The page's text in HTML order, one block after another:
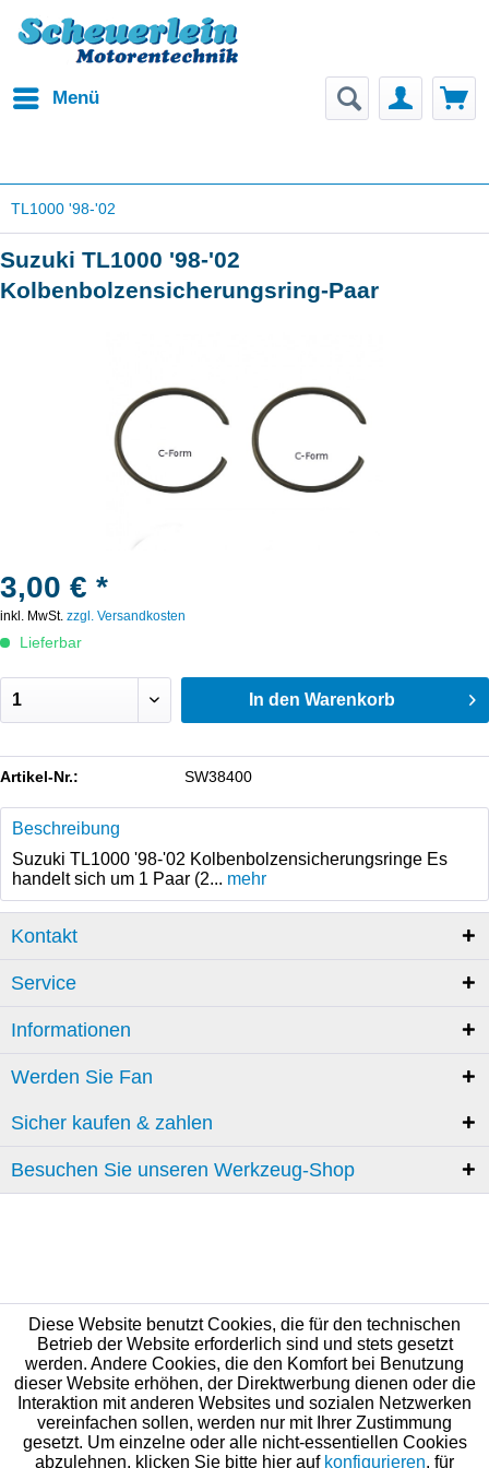
Menü
TL1000 '98-'02
Suzuki TL1000 '98-'02
Kolbenbolzensicherungsring-Paar
3,00 € *
inkl. MwSt. zzgl. Versandkosten
Lieferbar
In den Warenkorb
Artikel-Nr.: SW38400
Beschreibung
Suzuki TL1000 '98-'02 Kolbenbolzensicherungsringe Es
handelt sich um 1 Paar (2... mehr
Kontakt
Service
Informationen
Werden Sie Fan
Sicher kaufen & zahlen
Besuchen Sie unseren Werkzeug-Shop
Diese Website benutzt Cookies, die für den technischen
Betrieb der Website erforderlich sind und stets gesetzt
werden. Andere Cookies, die den Komfort bei Benutzung
dieser Website erhöhen, der Direktwerbung dienen oder die
Interaktion mit anderen Websites und sozialen Netzwerken
vereinfachen sollen, werden nur mit Ihrer Zustimmung
gesetzt. Um einzelne oder alle nicht-essentiellen Cookies
abzulehnen, klicken Sie bitte hier auf konfigurieren, für